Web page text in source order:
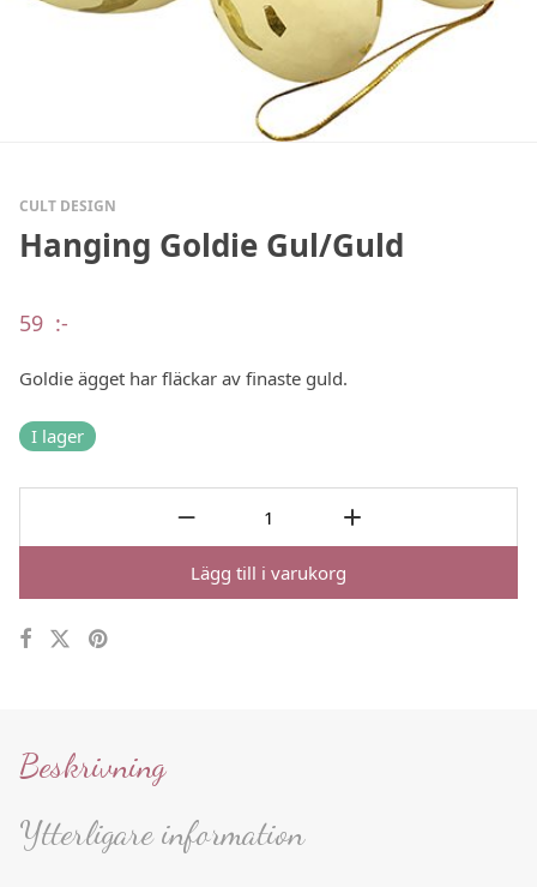
CULT DESIGN
Hanging Goldie Gul/Guld
59 :-
Goldie ägget har fläckar av finaste guld.
I lager
Lägg till i varukorg
Beskrivning
Ytterligare information